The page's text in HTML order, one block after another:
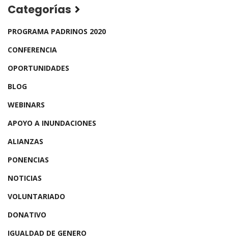
Categorías
PROGRAMA PADRINOS 2020
CONFERENCIA
OPORTUNIDADES
BLOG
WEBINARS
APOYO A INUNDACIONES
ALIANZAS
PONENCIAS
NOTICIAS
VOLUNTARIADO
DONATIVO
IGUALDAD DE GENERO